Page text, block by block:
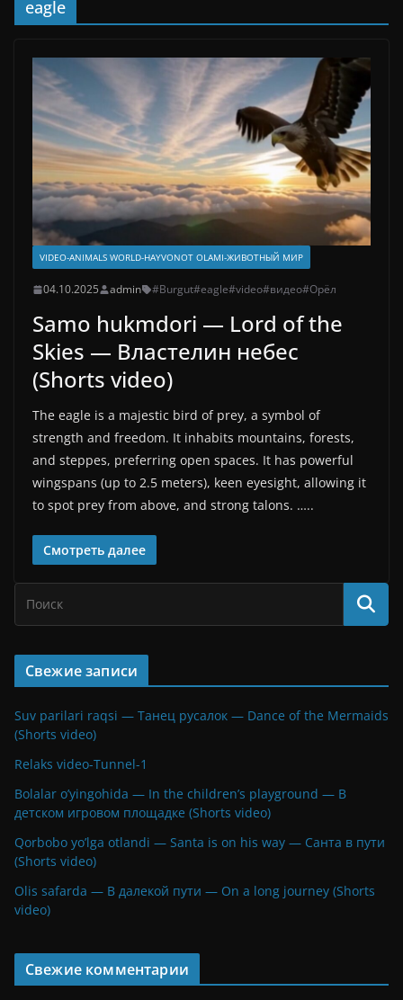
eagle
VIDEO-ANIMALS WORLD-HAYVONOT OLAMI-ЖИВОТНЫЙ МИР
04.10.2025 admin #Burgut#eagle#video#видео#Орёл
Samo hukmdori — Lord of the
Skies — Властелин небес
(Shorts video)
The eagle is a majestic bird of prey, a symbol of
strength and freedom. It inhabits mountains, forests,
and steppes, preferring open spaces. It has powerful
wingspans (up to 2.5 meters), keen eyesight, allowing it
to spot prey from above, and strong talons. …..
Смотреть далее
Свежие записи
Suv parilari raqsi — Танец русалок — Dance of the Mermaids
(Shorts video)
Relaks video-Tunnel-1
Bolalar o’yingohida — In the children’s playground — В
детском игровом площадке (Shorts video)
Qorbobo yo’lga otlandi — Santa is on his way — Санта в пути
(Shorts video)
Olis safarda — В далекой пути — On a long journey (Shorts
video)
Свежие комментарии